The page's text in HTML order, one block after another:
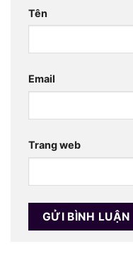
Tên
Email
Trang web